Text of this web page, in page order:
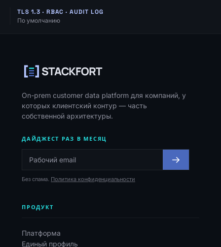
TLS 1.3 · RBAC · AUDIT LOG
По умолчанию
STACKFORT
On-prem customer data platform для компаний, у
которых клиентский контур — часть
собственной архитектуры.
ДАЙДЖЕСТ РАЗ В МЕСЯЦ
Без спама. Политика конфиденциальности
ПРОДУКТ
Платформа
Единый профиль